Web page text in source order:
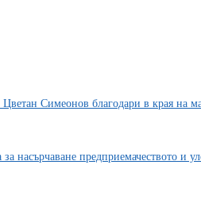
Симеонов благодари в края на
насърчаване предприемачеството и